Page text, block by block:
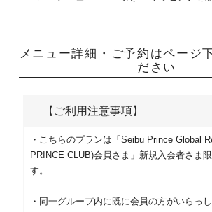
メニュー詳細・ご予約はページ
ださい
【ご利用注意事項】
・こちらのプランは「Seibu Prince Global
PRINCE CLUB)会員さま」新規入会者さま
す。
・同一グループ内に既に会員の方がいらっ